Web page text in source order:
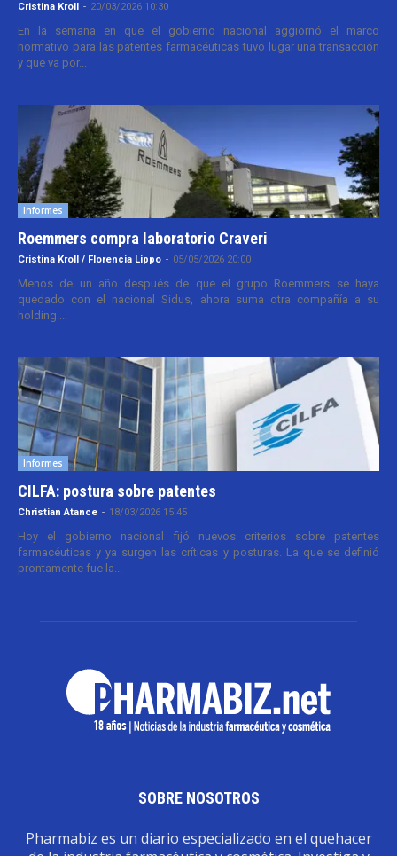
Cristina Kroll - 20/03/2026 10:30
En la semana en que el gobierno nacional aggiornó el marco
normativo para las patentes farmacéuticas tuvo lugar una transacción
y que va por...
Informes
Roemmers compra laboratorio Craveri
Cristina Kroll / Florencia Lippo - 05/05/2026 20:00
Menos de un año después de que el grupo Roemmers se haya
quedado con el nacional Sidus, ahora suma otra compañía a su
holding....
Informes
CILFA: postura sobre patentes
Christian Atance - 18/03/2026 15:45
Hoy el gobierno nacional fijó nuevos criterios sobre patentes
farmacéuticas y ya surgen las críticas y posturas. La que se definió
prontamente fue la...
SOBRE NOSOTROS
Pharmabiz es un diario especializado en el quehacer